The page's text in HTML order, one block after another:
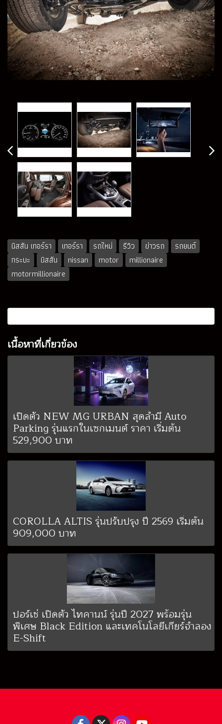
นิสสัน เทอร์รา เทอร์รา รถใหม่ รีวิว ข่าวรถ
รถยนต์
กระบะ
นิสสัน nissan motor
millionaire
motormillionaire
เนื้อหาที่เกี่ยวข้อง
เปิดตัว NEW MG URBAN สุดล้ำมี Auto
Parking รุ่นแรกในเซกเมนต์ ราคา เริ่มต้น
529,900 บาท
COROLLA ALTIS รุ่นปรับปรุง ปี 2569 เริ่มต้น
909,000 บาท
ปอร์เช่ เปิดตัว ไทคานน์ รุ่นปี 2027 พร้อมรุ่น
พิเศษ Black Edition และเทคโนโลยีเกียร์จำลอง
E-Shift